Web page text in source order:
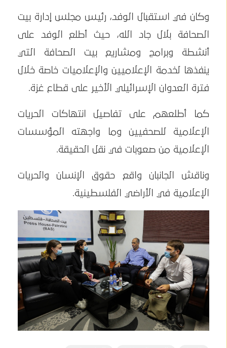
وكان في استقبال الوفد، رئيس مجلس إدارة بيت
الصحافة بلال جاد الله، حيث أطلع الوفد على
أنشطة وبرامج ومشاريع بيت الصحافة التي
ينفذها لخدمة الإعلاميين والإعلاميات خاصة خلال
فترة العدوان الإسرائيلي الأخير على قطاع غزة.
كما أطلعهم على تفاصيل انتهاكات الحريات
الإعلامية للصحفيين وما واجهته المؤسسات
الإعلامية من صعوبات في نقل الحقيقة.
وناقش الجانبان واقع حقوق الإنسان والحريات
الإعلامية في الأراضي الفلسطينية.